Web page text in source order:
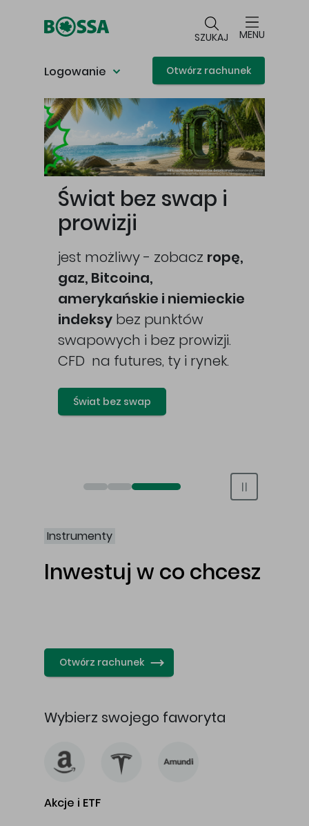
SZUKAJ MENU
Logowanie Otwórz rachunek
Główna treść
Świat bez swap i
prowizji
jest możliwy - zobacz ropę,
gaz, Bitcoina,
amerykańskie i niemieckie
indeksy bez punktów
swapowych i bez prowizji.
CFD na futures, ty i rynek.
Świat bez swap
Otwórz rachunek maklerski online
Otwórz konto IKE/IKZE
Świat bez swap i prowizji
Instrumenty
Inwestuj w co chcesz
Otwórz rachunek
Wybierz swojego faworyta
Akcje i ETF